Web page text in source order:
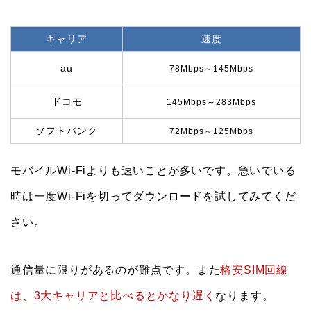
キャリア 速度
au 78Mbps～145Mbps
ドコモ 145Mbps～283Mbps
ソフトバンク 72Mbps～125Mbps
モバイルWi-Fiよりも速いことが多いです。急いでいる
時は一度Wi-Fiを切ってダウンロードを試してみてくだ
さい。
通信量に限りがあるのが難点です。また格安SIM回線
は、3大キャリアと比べるとかなり遅く なります。